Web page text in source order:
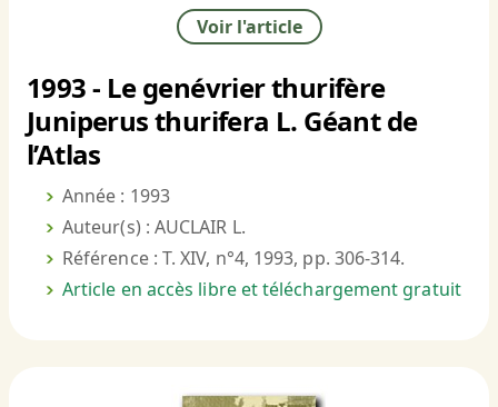
Voir l'article
1993 - Le genévrier thurifère
Juniperus thurifera L. Géant de
l’Atlas
Année : 1993
Auteur(s) : AUCLAIR L.
Référence : T. XIV, n°4, 1993, pp. 306-314.
Article en accès libre et téléchargement gratuit